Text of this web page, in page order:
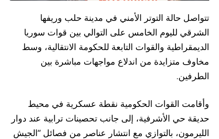
تتواصل حالة التوتر الأمني في مدينة حلب وريفها
الشرقي لليوم الخامس على التوالي بين قوات سوريا
الديمقراطية والقوات التابعة للحكومة الانتقالية، وسط
مخاوف متزايدة من اندلاع مواجهات مباشرة بين
الطرفين.
وأقامت القوات الحكومية نقطة عسكرية في محيط
حديقة حي الأشرفية، إلى جانب تحصينات ترابية عند دوار
الليرمون، بالتوازي مع انتشار عناصر من فصائل “الجيش